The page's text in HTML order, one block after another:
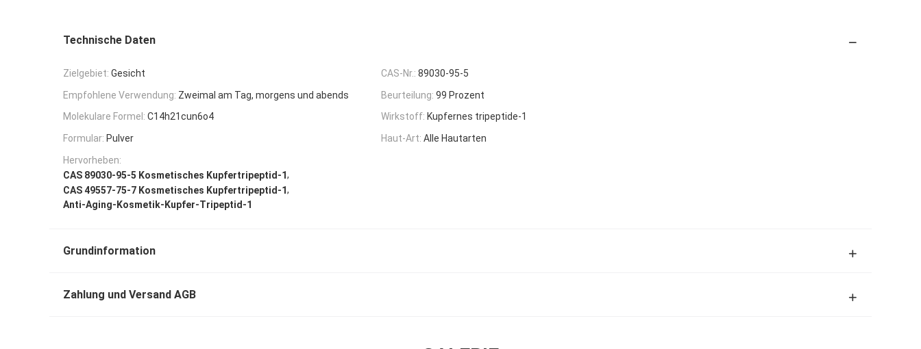
Technische Daten
Zielgebiet: Gesicht CAS-Nr.: 89030-95-5
Empfohlene Verwendung: Zweimal am Tag, morgens und abends Beurteilung: 99 Prozent
Molekulare Formel: C14h21cun6o4 Wirkstoff: Kupfernes tripeptide-1
Formular: Pulver Haut-Art: Alle Hautarten
Hervorheben:
CAS 89030-95-5 Kosmetisches Kupfertripeptid-1,
CAS 49557-75-7 Kosmetisches Kupfertripeptid-1,
Anti-Aging-Kosmetik-Kupfer-Tripeptid-1
Grundinformation
Zahlung und Versand AGB